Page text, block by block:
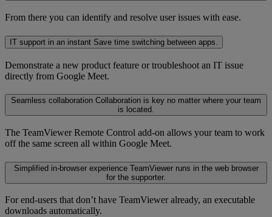
From there you can identify and resolve user issues with ease.
IT support in an instant Save time switching between apps.
Demonstrate a new product feature or troubleshoot an IT issue
directly from Google Meet.
Seamless collaboration Collaboration is key no matter where your team
is located.
The TeamViewer Remote Control add-on allows your team to work
off the same screen all within Google Meet.
Simplified in-browser experience TeamViewer runs in the web browser
for the supporter.
For end-users that don’t have TeamViewer already, an executable
downloads automatically.